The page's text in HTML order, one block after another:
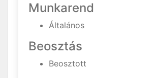
Munkarend
Általános
Beosztás
Beosztott